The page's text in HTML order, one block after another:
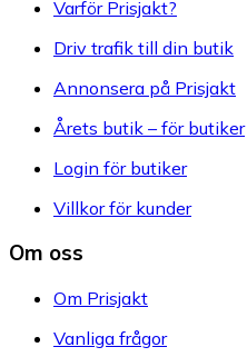
Varför Prisjakt?
Driv trafik till din butik
Annonsera på Prisjakt
Årets butik – för butiker
Login för butiker
Villkor för kunder
Om oss
Om Prisjakt
Vanliga frågor